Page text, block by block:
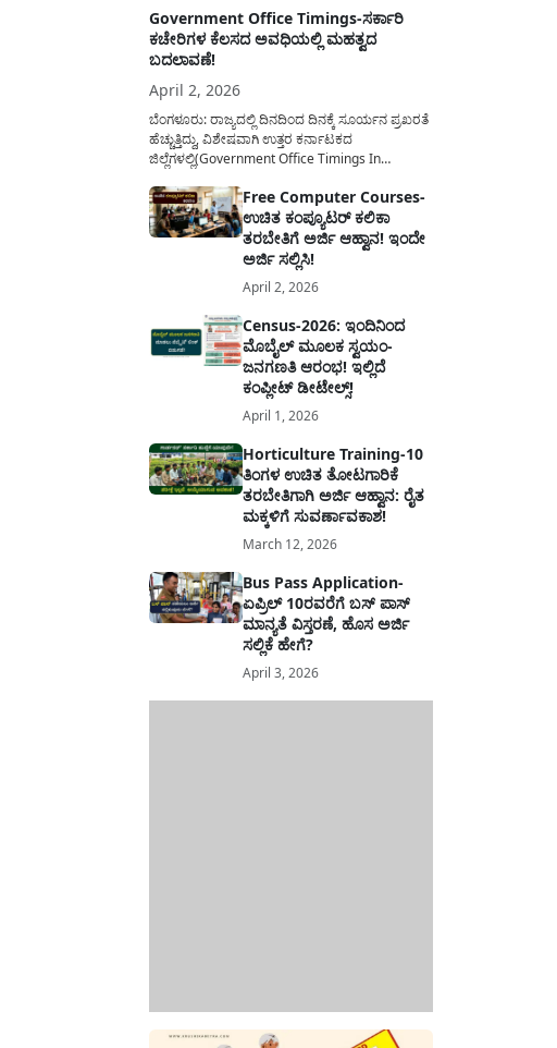
Government Office Timings-ಸರ್ಕಾರಿ
ಕಚೇರಿಗಳ ಕೆಲಸದ ಅವಧಿಯಲ್ಲಿ ಮಹತ್ವದ
ಬದಲಾವಣೆ!
April 2, 2026
ಬೆಂಗಳೂರು: ರಾಜ್ಯದಲ್ಲಿ ದಿನದಿಂದ ದಿನಕ್ಕೆ ಸೂರ್ಯನ ಪ್ರಖರತೆ
ಹೆಚ್ಚುತ್ತಿದ್ದು, ವಿಶೇಷವಾಗಿ ಉತ್ತರ ಕರ್ನಾಟಕದ
ಜಿಲ್ಲೆಗಳಲ್ಲಿ(Government Office Timings In
ಹಿನ್ನೆಲೆಯಲ್ಲಿ ಸರ್ಕಾರಿ ನೌಕರರ ಹಿತದೃಷ್ಟಿಯಿಂದ ಹಾಗೂ
ಸಾರ್ವಜನಿಕರ ಅನುಕೂಲಕ್ಕಾಗಿ ಕರ್ನಾಟಕ ಸರ್ಕಾರವು
ಮಹತ್ವದ ನಿರ್ಧಾರವೊಂದನ್ನು ಕೈಗೊಂಡಿದೆ. ಕಿತ್ತೂರು ಕರ್ನಾಟಕ
ಮತ್ತು ಕಲ್ಯಾಣ ಕರ್ನಾಟಕದ ಒಟ್ಟು 9 ಜಿಲ್ಲೆಗಳಲ್ಲಿ ಏಪ್ರಿಲ್...
Free Computer Courses-
ಉಚಿತ ಕಂಪ್ಯೂಟರ್ ಕಲಿಕಾ
ತರಬೇತಿಗೆ ಅರ್ಜಿ ಆಹ್ವಾನ! ಇಂದೇ
ಅರ್ಜಿ ಸಲ್ಲಿಸಿ!
April 2, 2026
Census-2026: ಇಂದಿನಿಂದ
ಮೊಬೈಲ್ ಮೂಲಕ ಸ್ವಯಂ-
ಜನಗಣತಿ ಆರಂಭ! ಇಲ್ಲಿದೆ
ಕಂಪ್ಲೀಟ್ ಡೀಟೇಲ್ಸ್!
April 1, 2026
Horticulture Training-10
ತಿಂಗಳ ಉಚಿತ ತೋಟಗಾರಿಕೆ
ತರಬೇತಿಗಾಗಿ ಅರ್ಜಿ ಆಹ್ವಾನ: ರೈತ
ಮಕ್ಕಳಿಗೆ ಸುವರ್ಣಾವಕಾಶ!
March 12, 2026
Bus Pass Application-
ಏಪ್ರಿಲ್ 10ರವರೆಗೆ ಬಸ್ ಪಾಸ್
ಮಾನ್ಯತೆ ವಿಸ್ತರಣೆ, ಹೊಸ ಅರ್ಜಿ
ಸಲ್ಲಿಕೆ ಹೇಗೆ?
April 3, 2026